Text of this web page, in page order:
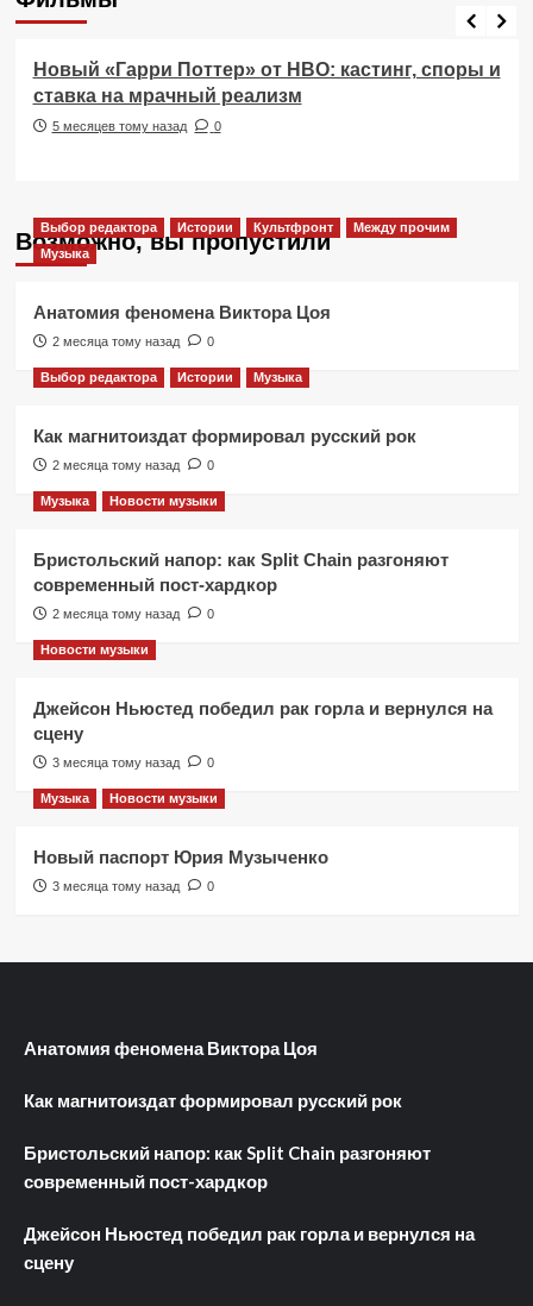
Фильмы
Новый «Гарри Поттер» от HBO: кастинг, споры и
ставка на мрачный реализм
5 месяцев тому назад 0
Возможно, вы пропустили
Выбор редактора Истории Культфронт
Между прочим
Музыка
Анатомия феномена Виктора Цоя
2 месяца тому назад 0
Выбор редактора Истории Музыка
Как магнитоиздат формировал русский рок
2 месяца тому назад 0
Музыка Новости музыки
Бристольский напор: как Split Chain разгоняют
современный пост-хардкор
2 месяца тому назад 0
Новости музыки
Джейсон Ньюстед победил рак горла и вернулся на
сцену
3 месяца тому назад 0
Музыка Новости музыки
Новый паспорт Юрия Музыченко
3 месяца тому назад 0
Анатомия феномена Виктора Цоя
Как магнитоиздат формировал русский рок
Бристольский напор: как Split Chain разгоняют
современный пост-хардкор
Джейсон Ньюстед победил рак горла и вернулся на
сцену